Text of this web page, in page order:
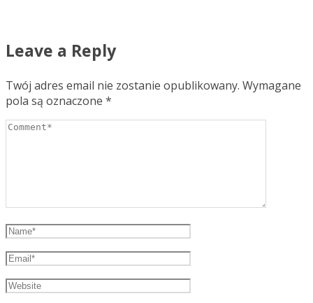
Leave a Reply
Twój adres email nie zostanie opublikowany. Wymagane
pola są oznaczone *